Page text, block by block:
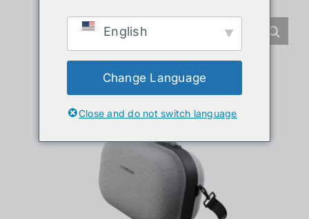
ヒューマノイド
ニュース
English
Change Language
Close and do not switch language